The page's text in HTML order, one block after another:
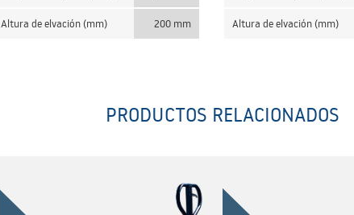
Altura de elvación (mm) 200 mm Altura de elvación (mm)
PRODUCTOS RELACIONADOS